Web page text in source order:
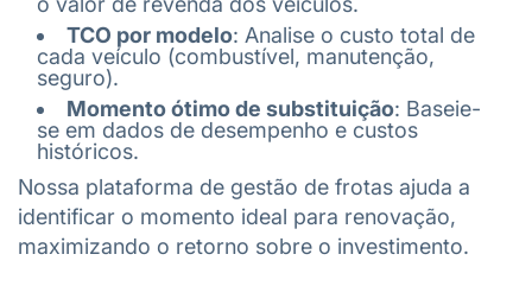
TCO por modelo: Analise o custo total de
cada veículo (combustível, manutenção,
seguro).
Momento ótimo de substituição: Baseie-
se em dados de desempenho e custos
históricos.
Nossa plataforma de gestão de frotas ajuda a
identificar o momento ideal para renovação,
maximizando o retorno sobre o investimento.